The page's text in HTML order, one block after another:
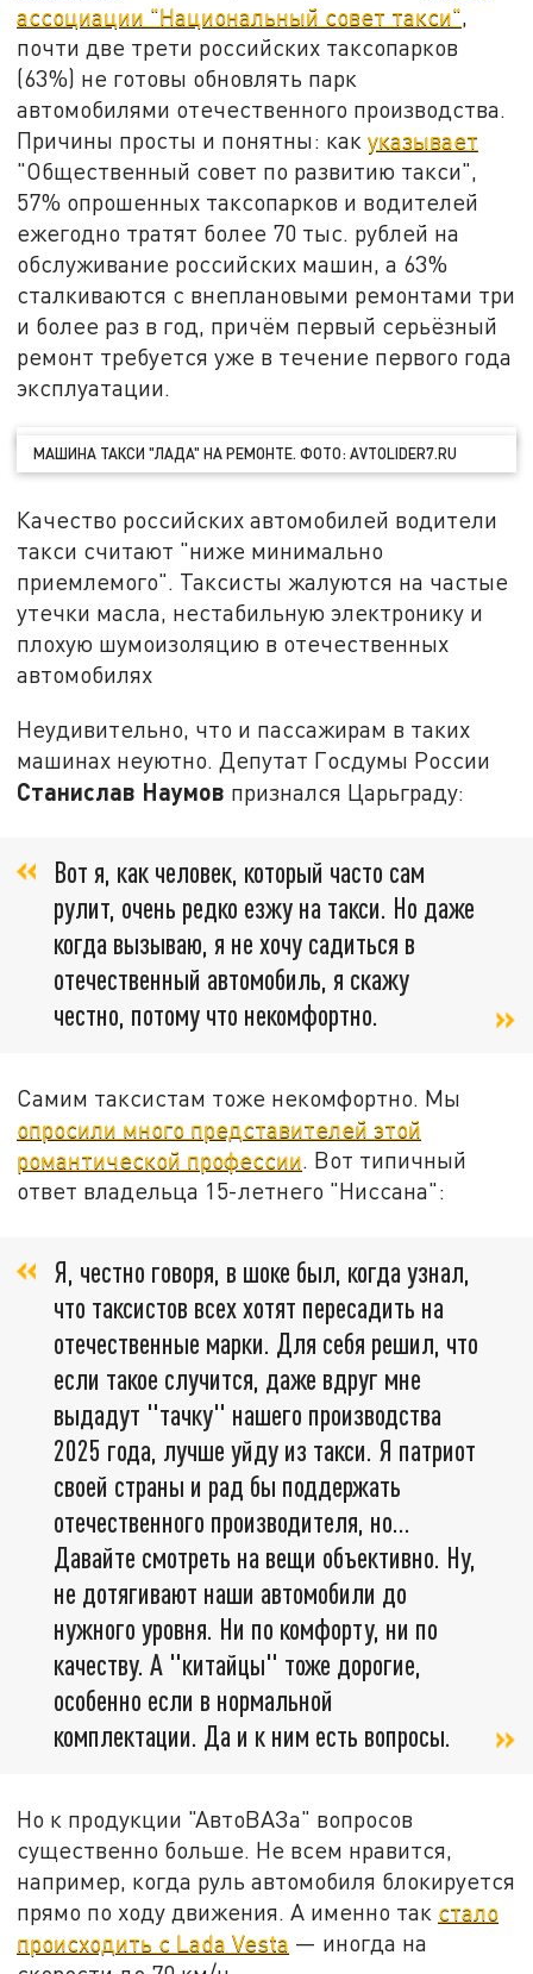
ассоциации "Национальный совет такси",
почти две трети российских таксопарков
(63%) не готовы обновлять парк
автомобилями отечественного производства.
Причины просты и понятны: какуказывает
"Общественный совет по развитию такси",
57% опрошенных таксопарков и водителей
ежегодно тратят более 70 тыс. рублей на
обслуживание российских машин, а 63%
сталкиваются с внеплановыми ремонтами три
и более раз в год, причём первый серьёзный
ремонт требуется уже в течение первого года
эксплуатации.
МАШИНА ТАКСИ "ЛАДА" НА РЕМОНТЕ. ФОТО: AVTOLIDER7.RU
Качество российских автомобилей водители
такси считают "ниже минимально
приемлемого". Таксисты жалуются на частые
утечки масла, нестабильную электронику и
плохую шумоизоляцию в отечественных
автомобилях
Неудивительно, что и пассажирам в таких
машинах неуютно. Депутат Госдумы России
Станислав Наумов признался Царьграду:
Вот я, как человек, который часто сам
рулит, очень редко езжу на такси. Но даже
когда вызываю, я не хочу садиться в
отечественный автомобиль, я скажу
честно, потому что некомфортно.
Самим таксистам тоже некомфортно. Мы
опросили много представителей этой
романтической профессии. Вот типичный
ответ владельца 15-летнего "Ниссана":
Я, честно говоря, в шоке был, когда узнал,
что таксистов всех хотят пересадить на
отечественные марки. Для себя решил, что
если такое случится, даже вдруг мне
выдадут "тачку" нашего производства
2025 года, лучше уйду из такси. Я патриот
своей страны и рад бы поддержать
отечественного производителя, но...
Давайте смотреть на вещи объективно. Ну,
не дотягивают наши автомобили до
нужного уровня. Ни по комфорту, ни по
качеству. А "китайцы" тоже дорогие,
особенно если в нормальной
комплектации. Да и к ним есть вопросы.
Но к продукции "АвтоВАЗа" вопросов
существенно больше. Не всем нравится,
например, когда руль автомобиля блокируется
прямо по ходу движения. А именно так стало
происходить с Lada Vesta — иногда на